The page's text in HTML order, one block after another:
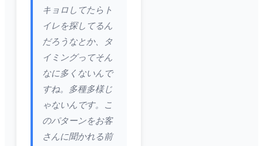
キョロしてたらト
イレを探してるん
だろうなとか、タ
イミングってそん
なに多くないんで
すね。多種多様じ
ゃないんです。こ
のパターンをお客
さんに聞かれる前